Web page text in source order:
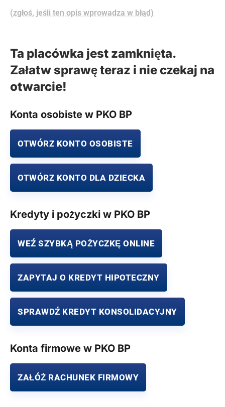
(zgłoś, jeśli ten opis wprowadza w błąd)
Ta placówka jest zamknięta.
Załatw sprawę teraz i nie czekaj na
otwarcie!
Konta osobiste w PKO BP
OTWÓRZ KONTO OSOBISTE
OTWÓRZ KONTO DLA DZIECKA
Kredyty i pożyczki w PKO BP
WEŹ SZYBKĄ POŻYCZKĘ ONLINE
ZAPYTAJ O KREDYT HIPOTECZNY
SPRAWDŹ KREDYT KONSOLIDACYJNY
Konta firmowe w PKO BP
ZAŁÓŻ RACHUNEK FIRMOWY